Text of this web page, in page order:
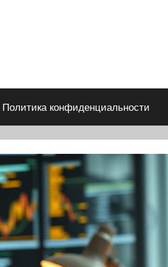
Политика конфиденциальности